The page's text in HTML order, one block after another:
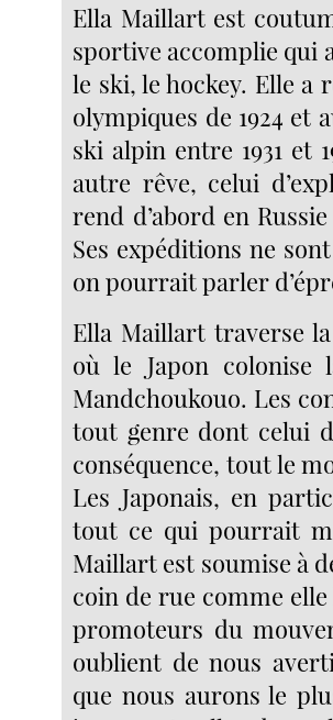
Ella Maillart est
sportive accomplie qui
le ski, le hockey. Elle a
olympiques de 1924 et
ski alpin entre 1931 et
autre rêve, celui
rend d’abord en
Ses expéditions ne
on pourrait parler
Ella Maillart traverse
où le Japon colonise
Mandchoukouo. Les
tout genre dont celui
conséquence, tout le
Les Japonais, en
tout ce qui pourrait
Maillart est soumise à
coin de rue comme
promoteurs du
oublient de nous
que nous aurons le